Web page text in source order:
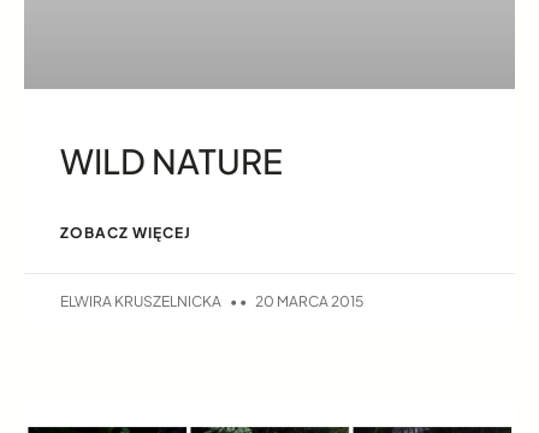
WILD NATURE
ZOBACZ WIĘCEJ
ELWIRA KRUSZELNICKA 20 MARCA 2015